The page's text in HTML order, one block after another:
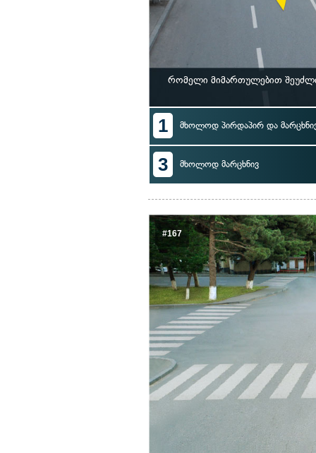
რომელი მიმართულებით
1 მხოლოდ პირდაპირ და
3 მხოლოდ მარცხნივ
#167